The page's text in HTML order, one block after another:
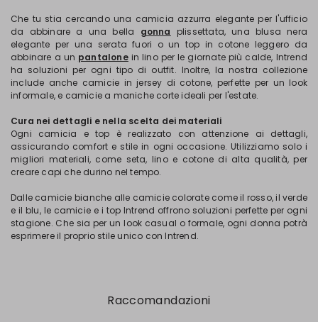
Che tu stia cercando una camicia azzurra elegante per l'ufficio
da abbinare a una bella gonna plissettata, una blusa nera
elegante per una serata fuori o un top in cotone leggero da
abbinare a un pantalonein lino per le giornate più calde, Intrend
ha soluzioni per ogni tipo di outfit. Inoltre, la nostra collezione
include anche camicie in jersey di cotone, perfette per un look
informale, e camicie a maniche corte ideali per l'estate.
Cura nei dettagli e nella scelta dei materiali
Ogni camicia e top è realizzato con attenzione ai dettagli,
assicurando comfort e stile in ogni occasione. Utilizziamo solo i
migliori materiali, come seta, lino e cotone di alta qualità, per
creare capi che durino nel tempo.
Dalle camicie bianche alle camicie colorate come il rosso, il verde
e il blu, le camicie e i top Intrend offrono soluzioni perfette per ogni
stagione. Che sia per un look casual o formale, ogni donna potrà
esprimere il proprio stile unico con Intrend.
Raccomandazioni